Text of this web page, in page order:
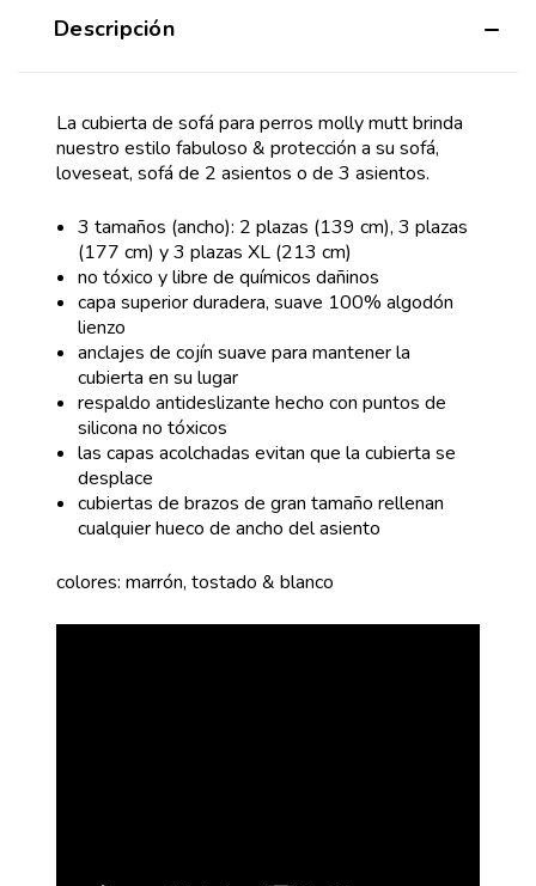
Descripción
La cubierta de sofá para perros molly mutt brinda
nuestro estilo fabuloso & protección a su sofá,
loveseat, sofá de 2 asientos o de 3 asientos.
3 tamaños (ancho): 2 plazas (139 cm), 3 plazas
(177 cm) y 3 plazas XL (213 cm)
no tóxico y libre de químicos dañinos
capa superior duradera, suave 100% algodón
lienzo
anclajes de cojín suave para mantener la
cubierta en su lugar
respaldo antideslizante hecho con puntos de
silicona no tóxicos
las capas acolchadas evitan que la cubierta se
desplace
cubiertas de brazos de gran tamaño rellenan
cualquier hueco de ancho del asiento
colores: marrón, tostado & blanco